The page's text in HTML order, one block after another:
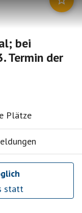
bei
Termin der
Plätze
statt